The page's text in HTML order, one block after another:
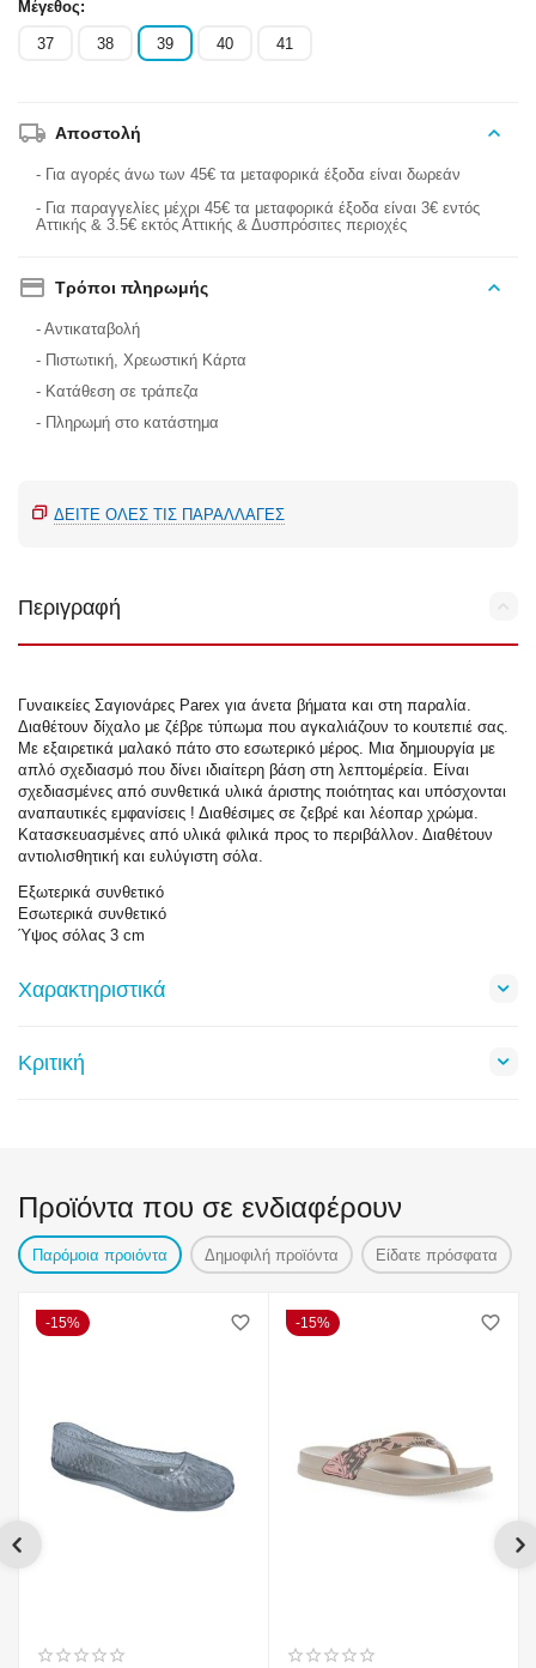
Μέγεθος:
37 38 39 40 41
Αποστολή
- Για αγορές άνω των 45€ τα μεταφορικά έξοδα είναι δωρεάν
- Για παραγγελίες μέχρι 45€ τα μεταφορικά έξοδα είναι 3€ εντός
Αττικής & 3.5€ εκτός Αττικής & Δυσπρόσιτες περιοχές
Τρόποι πληρωμής
- Αντικαταβολή
- Πιστωτική, Χρεωστική Κάρτα
- Κατάθεση σε τράπεζα
- Πληρωμή στο κατάστημα
ΔΕΊΤΕ ΌΛΕΣ ΤΙΣ ΠΑΡΑΛΛΑΓΈΣ
Περιγραφή
Γυναικείες Σαγιονάρες Parex για άνετα βήματα και στη παραλία.
Διαθέτουν δίχαλο με ζέβρε τύπωμα που αγκαλιάζουν το κουτεπιέ σας.
Με εξαιρετικά μαλακό πάτο στο εσωτερικό μέρος. Μια δημιουργία με
απλό σχεδιασμό που δίνει ιδιαίτερη βάση στη λεπτομέρεία. Είναι
σχεδιασμένες από συνθετικά υλικά άριστης ποιότητας και υπόσχονται
αναπαυτικές εμφανίσεις ! Διαθέσιμες σε ζεβρέ και λέοπαρ χρώμα.
Κατασκευασμένες από υλικά φιλικά προς το περιβάλλον. Διαθέτουν
αντιολισθητική και ευλύγιστη σόλα.
Εξωτερικά συνθετικό
Εσωτερικά συνθετικό
Ύψος σόλας 3 cm
Χαρακτηριστικά
Κριτική
Προϊόντα που σε ενδιαφέρουν
Παρόμοια προιόντα Δημοφιλή προϊόντα Είδατε πρόσφατα
15% 15%